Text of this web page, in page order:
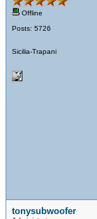
Offline
Posts: 5726
Sicilia-Trapani
tonysubwoofer